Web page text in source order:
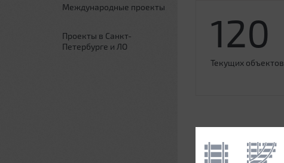
Международные проекты
Проекты в Санкт-
Петербурге и ЛО
120
Текущих объектов